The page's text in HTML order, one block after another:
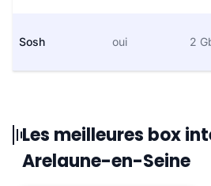
Sosh oui 2
Les meilleures box
Arelaune-en-Seine